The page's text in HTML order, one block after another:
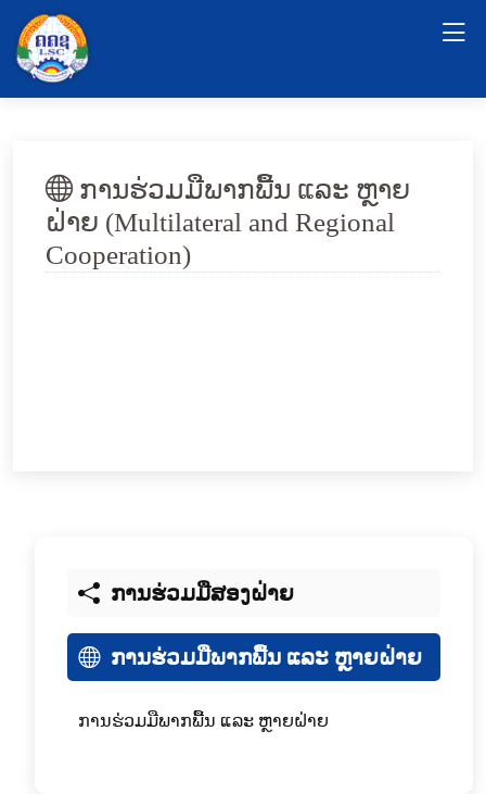
ການຮ່ວມມືພາກພື້ນ ແລະ ຫຼາຍ
ຝ່າຍ (Multilateral and Regional
Cooperation)
ການຮ່ວມມືສອງຝ່າຍ
ການຮ່ວມມືພາກພື້ນ ແລະ ຫຼາຍຝ່າຍ
ການຮ່ວມມືພາກພື້ນ ແລະ ຫຼາຍຝ່າຍ